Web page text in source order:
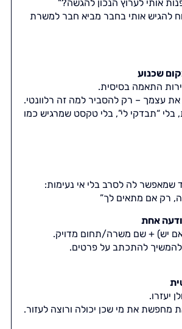
אותי לערוץ הנכון להגשה?"
להגיש אותי בחבר מביא חבר למשרת
עצמך – רק להסביר למה זה רלוונטי.
בלי “תבדקי לי”, בלי טקסט שמרגיש כמו
שמאפשר לה לסרב בלי אי נעימות:
רק אם מתאים לך”
יש) + שם משרה/תחום מדויק.
להתכתב על פרטים.
יעזרו.
מחפשת את מי שכן יכולה ורוצה לעזור.